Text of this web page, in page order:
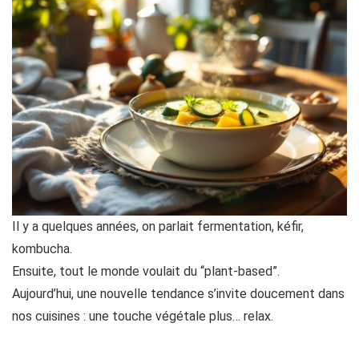
Il y a quelques années, on parlait fermentation, kéfir,
kombucha.
Ensuite, tout le monde voulait du “plant-based”.
Aujourd’hui, une nouvelle tendance s’invite doucement dans
nos cuisines : une touche végétale plus… relax.